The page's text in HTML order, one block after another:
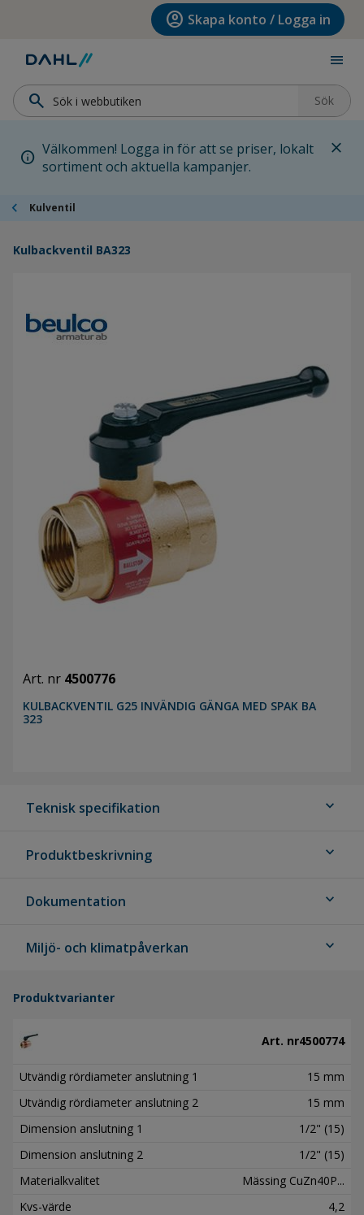
Hoppa till huvudinnehållet account_circle Skapa konto / Logga in
menu
search Sök
info Välkommen! Logga in för att se priser, lokalt
sortiment och aktuella kampanjer.
close
chevron_left Kulventil
Kulbackventil BA323
Art. nr 4500776
KULBACKVENTIL G25 INVÄNDIG GÄNGA MED SPAK BA
323
Teknisk specifikation expand_more
Produktbeskrivning expand_more
Dokumentation expand_more
Miljö- och klimatpåverkan expand_more
Produktvarianter
Art. nr4500774
Utvändig rördiameter anslutning 1
15 mm
Utvändig rördiameter anslutning 2
15 mm
Dimension anslutning 1
1/2" (15)
Dimension anslutning 2
1/2" (15)
Materialkvalitet
Mässing CuZn40P...
Kvs-värde
4,2